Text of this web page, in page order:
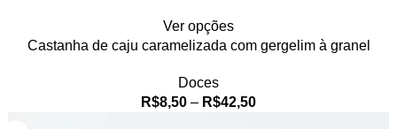
Ver opções
Castanha de caju caramelizada com gergelim à granel
Doces
R$8,50 – R$42,50